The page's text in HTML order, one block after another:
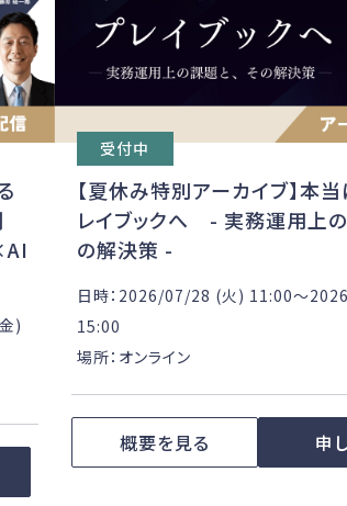
)
受付中
【夏休み特別アーカイブ】本
レイブックへ - 実務運用上の
の解決策 -
日時：2026/07/28 (火) 11:00〜
15:00
場所：オンライン
概要を見る 申